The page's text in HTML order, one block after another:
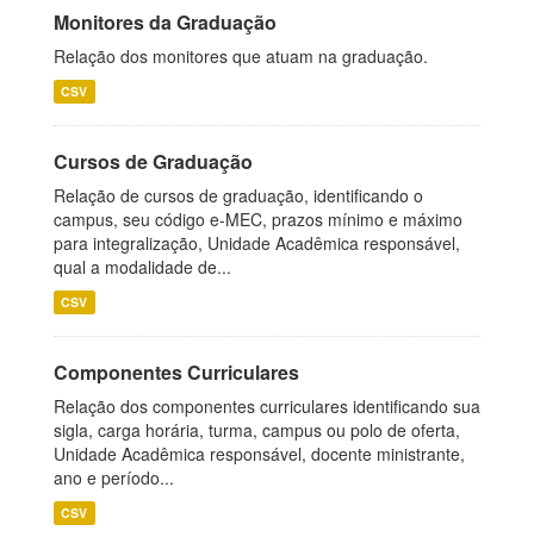
Monitores da Graduação
Relação dos monitores que atuam na graduação.
CSV
Cursos de Graduação
Relação de cursos de graduação, identificando o
campus, seu código e-MEC, prazos mínimo e máximo
para integralização, Unidade Acadêmica responsável,
qual a modalidade de...
CSV
Componentes Curriculares
Relação dos componentes curriculares identificando sua
sigla, carga horária, turma, campus ou polo de oferta,
Unidade Acadêmica responsável, docente ministrante,
ano e período...
CSV